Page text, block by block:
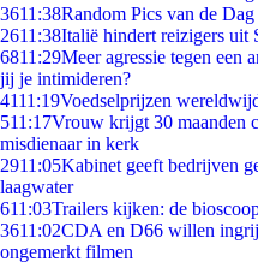
3611:38Random Pics van de
2611:38Italië hindert reizigers uit
6811:29Meer agressie tegen een
jij je intimideren?
4111:19Voedselprijzen
511:17Vrouw krijgt 30 maanden
misdienaar in kerk
2911:05Kabinet geeft bedrijven
laagwater
611:03Trailers kijken: de
3611:02CDA en D66 willen
ongemerkt filmen